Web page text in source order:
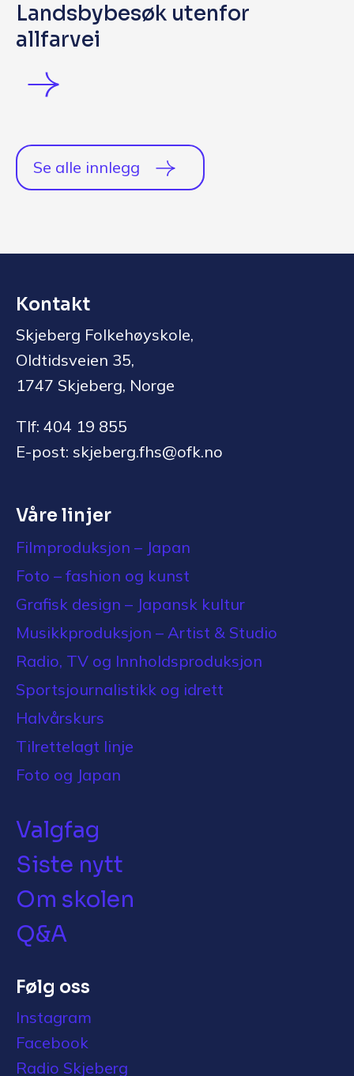
Landsbybesøk utenfor
allfarvei
Se alle innlegg
Kontakt
Skjeberg Folkehøyskole,
Oldtidsveien 35,
1747 Skjeberg, Norge
Tlf: 404 19 855
E-post: skjeberg.fhs@ofk.no
Våre linjer
Filmproduksjon – Japan
Foto – fashion og kunst
Grafisk design – Japansk kultur
Musikkproduksjon – Artist & Studio
Radio, TV og Innholdsproduksjon
Sportsjournalistikk og idrett
Halvårskurs
Tilrettelagt linje
Foto og Japan
Valgfag
Siste nytt
Om skolen
Q&A
Følg oss
Instagram
Facebook
Radio Skjeberg